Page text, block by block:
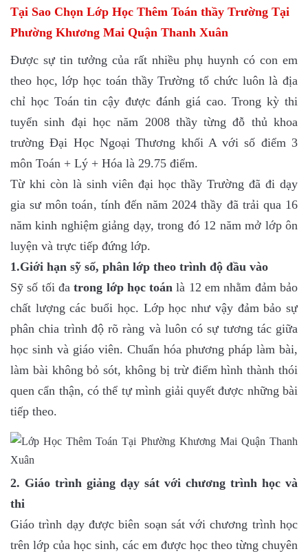
Tại Sao Chọn Lớp Học Thêm Toán thầy Trường Tại
Phường Khương Mai Quận Thanh Xuân
Được sự tin tưởng của rất nhiều phụ huynh có con em
theo học, lớp học toán thầy Trường tổ chức luôn là địa
chỉ học Toán tin cậy được đánh giá cao. Trong kỳ thi
tuyển sinh đại học năm 2008 thầy từng đỗ thủ khoa
trường Đại Học Ngoại Thương khối A với số điểm 3
môn Toán + Lý + Hóa là 29.75 điểm.
Từ khi còn là sinh viên đại học thầy Trường đã đi dạy
gia sư môn toán, tính đến năm 2024 thầy đã trải qua 16
năm kinh nghiệm giảng dạy, trong đó 12 năm mở lớp ôn
luyện và trực tiếp đứng lớp.
1.Giới hạn sỹ số, phân lớp theo trình độ đầu vào
Sỹ số tối đatrong lớp học toánlà 12 em nhằm đảm bảo
chất lượng các buổi học. Lớp học như vậy đảm bảo sự
phân chia trình độ rõ ràng và luôn có sự tương tác giữa
học sinh và giáo viên. Chuẩn hóa phương pháp làm bài,
làm bài không bỏ sót, không bị trừ điểm hình thành thói
quen cẩn thận, có thể tự mình giải quyết được những bài
tiếp theo.
2. Giáo trình giảng dạy sát với chương trình học và
thi
Giáo trình dạy được biên soạn sát với chương trình học
trên lớp của học sinh, các em được học theo từng chuyên